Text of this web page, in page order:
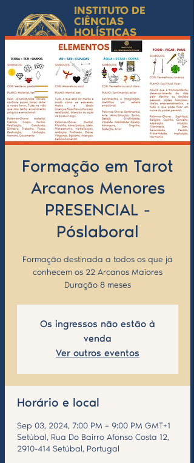
INSTITUTO DE
CIÊNCIAS
HOLÍSTICAS
by Isabel Valente Gomes
Ciência Simbólica
Aplicada e
Desenvolvimento
Humano
Formação em Tarot
Arcanos Menores
PRESENCIAL -
Póslaboral
Formação destinada a todos os que já
conhecem os 22 Arcanos Maiores
Duração 8 meses
Os ingressos não estão à
venda
Ver outros eventos
Horário e local
Sep 03, 2024, 7:00 PM – 9:00 PM GMT+1
Setúbal, Rua Do Bairro Afonso Costa 12,
2910-414 Setúbal, Portugal